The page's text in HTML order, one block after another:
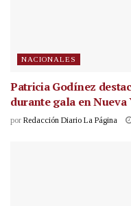
NACIONALES
Patricia Godínez
durante gala en Nueva
por Redacción Diario La Página